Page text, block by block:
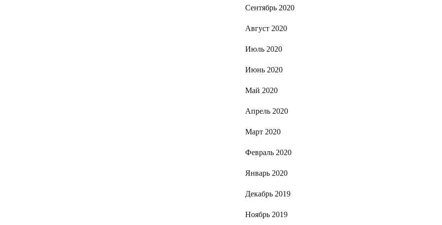
Сентябрь 2020
Август 2020
Июль 2020
Июнь 2020
Май 2020
Апрель 2020
Март 2020
Февраль 2020
Январь 2020
Декабрь 2019
Ноябрь 2019